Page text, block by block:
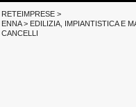
RETEIMPRESE >
ENNA> EDILIZIA, IMPIANTISTICA E
CANCELLI